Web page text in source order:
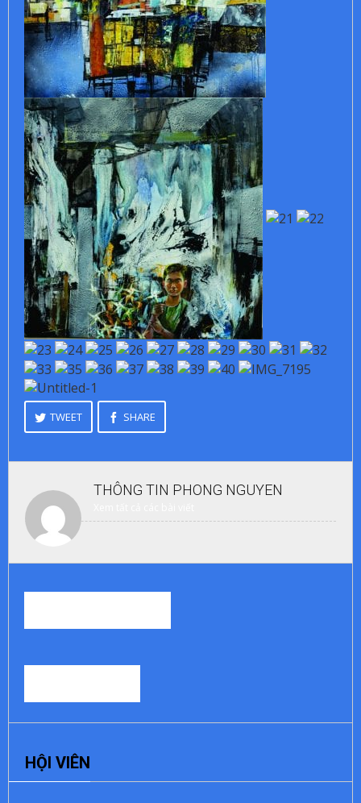
TWEET SHARE
THÔNG TIN PHONG NGUYEN
ĐỂ
LẠI
MỘT
HỘI VIÊN